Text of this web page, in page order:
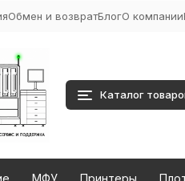
Обмен и возвратБлогО компании
Каталог
МФУ Принтеры